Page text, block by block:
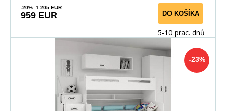
-20% 1 205 EUR
959 EUR DO KOŠÍKA
5-10 prac. dnů
-23%